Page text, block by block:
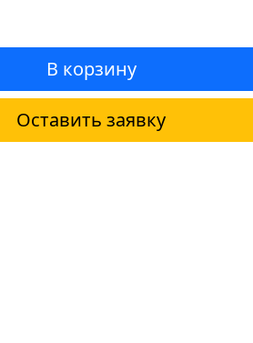
В корзину
Оставить заявку